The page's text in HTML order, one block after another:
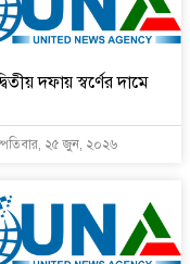
দফায় স্বর্ণের দামে
২৫ জুন, ২০২৬